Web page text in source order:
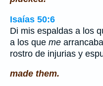
Isaías 50:6
Di mis espaldas a los
a los que me
rostro de injurias y
made them.